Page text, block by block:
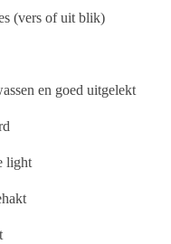
(vers of uit blik)
en goed uitgelekt
light